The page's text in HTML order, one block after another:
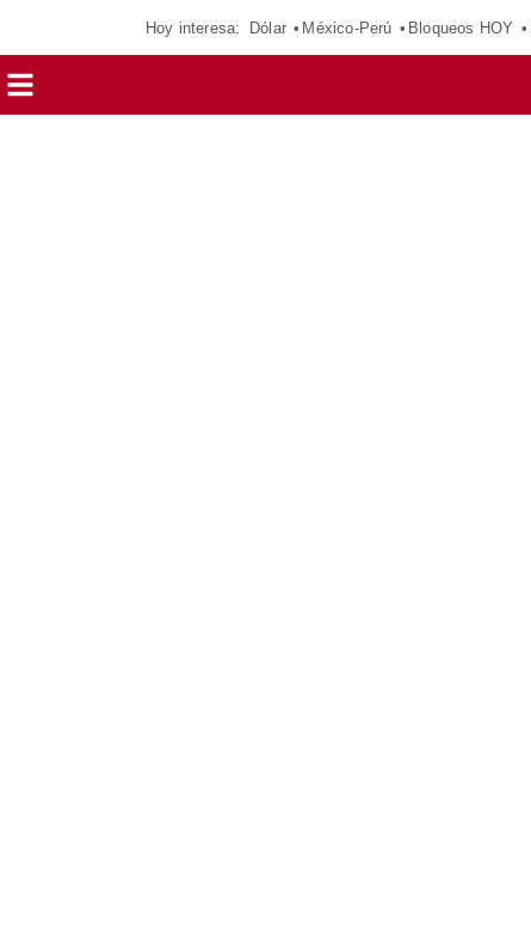
Hoy interesa: Dólar México-Perú Bloqueos HOY